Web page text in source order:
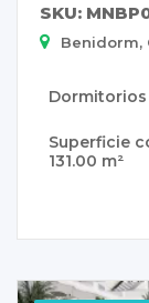
SKU:
Benidorm,
Dormitorios
Superficie
131.00 m²